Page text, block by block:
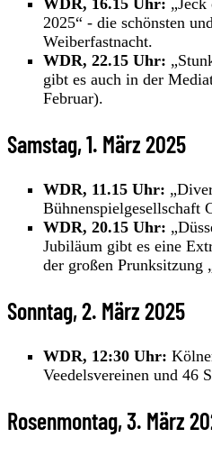
2025“ - die schönsten
Weiberfastnacht.
WDR, 22.15 Uhr:
gibt es auch in der
Februar).
Samstag, 1. März 2025
WDR, 11.15 Uhr:
Bühnenspielgesellschaft
WDR, 20.15 Uhr:
Jubiläum gibt es eine
der großen Prunksitzung
Sonntag, 2. März 2025
WDR, 12:30 Uhr:
Veedelsvereinen und 46
Rosenmontag, 3. März